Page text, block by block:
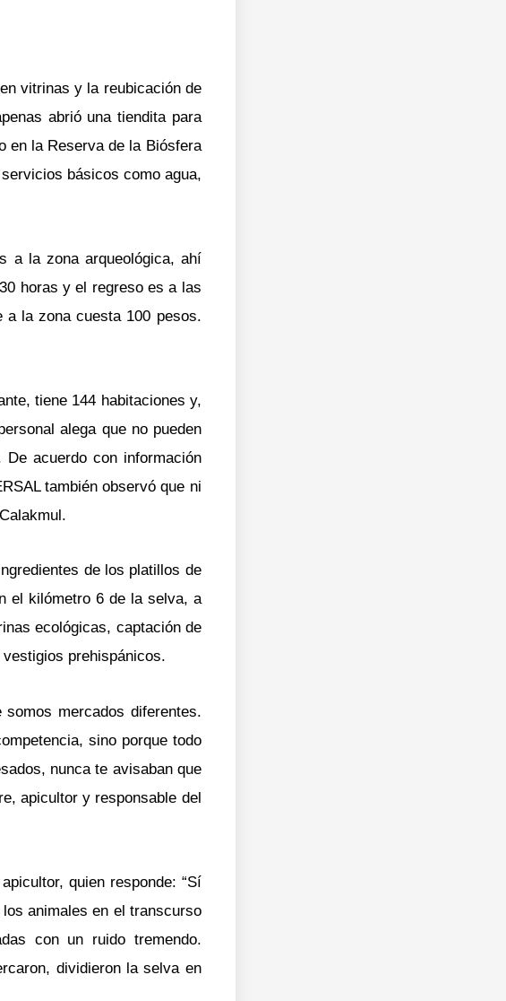
vitrinas y la reubicación de
abrió una tiendita para
en la Reserva de la Biósfera
básicos como agua,
a la zona arqueológica, ahí
horas y el regreso es a las
a la zona cuesta 100 pesos.
tiene 144 habitaciones y,
alega que no pueden
acuerdo con información
también observó que ni
de los platillos de
el kilómetro 6 de la selva, a
ecológicas, captación de
prehispánicos.
mercados diferentes.
sino porque todo
nunca te avisaban que
apicultor y responsable del
quien responde: “Sí
animales en el transcurso
con un ruido tremendo.
dividieron la selva en